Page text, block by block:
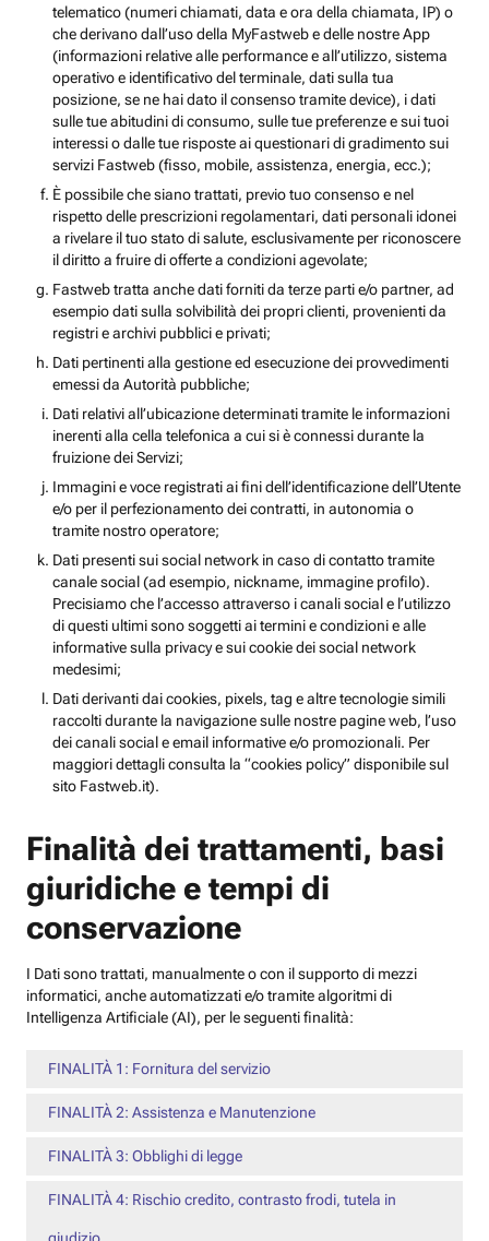
telematico (numeri chiamati, data e ora della chiamata, IP) o
che derivano dall’uso della MyFastweb e delle nostre App
(informazioni relative alle performance e all’utilizzo, sistema
operativo e identificativo del terminale, dati sulla tua
posizione, se ne hai dato il consenso tramite device), i dati
sulle tue abitudini di consumo, sulle tue preferenze e sui tuoi
interessi o dalle tue risposte ai questionari di gradimento sui
servizi Fastweb (fisso, mobile, assistenza, energia, ecc.);
È possibile che siano trattati, previo tuo consenso e nel
rispetto delle prescrizioni regolamentari, dati personali idonei
a rivelare il tuo stato di salute, esclusivamente per riconoscere
il diritto a fruire di offerte a condizioni agevolate;
Fastweb tratta anche dati forniti da terze parti e/o partner, ad
esempio dati sulla solvibilità dei propri clienti, provenienti da
registri e archivi pubblici e privati;
Dati pertinenti alla gestione ed esecuzione dei provvedimenti
emessi da Autorità pubbliche;
Dati relativi all’ubicazione determinati tramite le informazioni
inerenti alla cella telefonica a cui si è connessi durante la
fruizione dei Servizi;
Immagini e voce registrati ai fini dell’identificazione dell’Utente
e/o per il perfezionamento dei contratti, in autonomia o
tramite nostro operatore;
Dati presenti sui social network in caso di contatto tramite
canale social (ad esempio, nickname, immagine profilo).
Precisiamo che l’accesso attraverso i canali social e l’utilizzo
di questi ultimi sono soggetti ai termini e condizioni e alle
informative sulla privacy e sui cookie dei social network
medesimi;
Dati derivanti dai cookies, pixels, tag e altre tecnologie simili
raccolti durante la navigazione sulle nostre pagine web, l’uso
dei canali social e email informative e/o promozionali. Per
maggiori dettagli consulta la “cookies policy” disponibile sul
sito Fastweb.it).
Finalità dei trattamenti, basi
giuridiche e tempi di
conservazione
I Dati sono trattati, manualmente o con il supporto di mezzi
informatici, anche automatizzati e/o tramite algoritmi di
Intelligenza Artificiale (AI), per le seguenti finalità:
FINALITÀ 1: Fornitura del servizio
FINALITÀ 2: Assistenza e Manutenzione
FINALITÀ 3: Obblighi di legge
FINALITÀ 4: Rischio credito, contrasto frodi, tutela in